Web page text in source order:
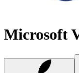
Microsoft